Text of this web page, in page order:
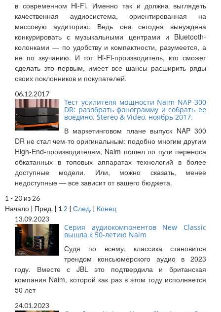
в современном Hi-Fi. Именно так и должна выглядеть
качественная аудиосистема, ориентированная на
массовую аудиторию. Ведь она сегодня вынуждена
конкурировать с музыкальными центрами и Bluetooth-
колонками — по удобству и компактности, разумеется, а
не по звучанию. И тот Hi-Fi-производитель, кто сможет
сделать это первым, имеет все шансы расширить ряды
своих поклонников и покупателей.
06.12.2017
Тест усилителя мощности Naim NAP 300
DR: разобрать фонограмму и собрать ее
воедино. Stereo & Video, ноябрь 2017.
В маркетинговом плане выпуск NAP 300
DR не стал чем-то оригинальным: подобно многим другим
High-End-производителям, Naim пошел по пути переноса
обкатанных в топовых аппаратах технологий в более
доступные модели. Или, можно сказать, менее
недоступные — все зависит от вашего бюджета.
1 - 20 из 26
Начало | Пред. | 1 2 | След. | Конец
13.09.2023
Cерия аудиокомпонентов New Classic
вышла к 50-летию Naim
Судя по всему, классика становится
трендом консьюмерского аудио в 2023
году. Вместе с JBL это подтвердила и британская
компания Naim, которой как раз в этом году исполняется
50 лет
24.01.2023